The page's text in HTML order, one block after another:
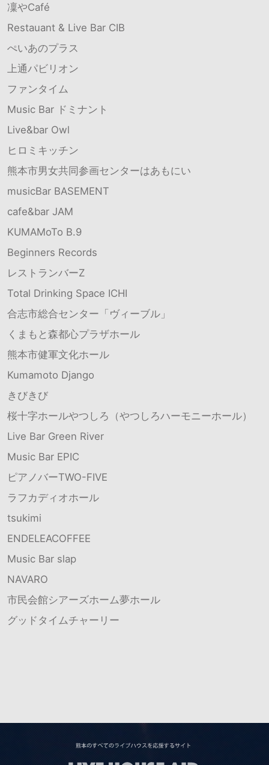
凜やCafé
Restauant & Live Bar CIB
ぺいあのプラス
上通パビリオン
ファンタイム
Music Bar ドミナント
Live&bar Owl
ヒロミキッチン
熊本市男女共同参画センターはあもにい
musicBar BASEMENT
cafe&bar JAM
KUMAMoTo B.9
Beginners Records
レストランバーZ
Total Drinking Space ICHI
合志市総合センター「ヴィーブル」
くまもと森都心プラザホール
熊本市健軍文化ホール
Kumamoto Django
きびきび
桜十字ホールやつしろ（やつしろハーモニーホール）
Live Bar Green River
Music Bar EPIC
ピアノバーTWO-FIVE
ラフカディオホール
tsukimi
ENDELEACOFFEE
Music Bar slap
NAVARO
市民会館シアーズホーム夢ホール
グッドタイムチャーリー